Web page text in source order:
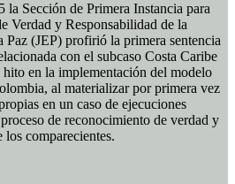
la Sección de Primera Instancia para
Verdad y Responsabilidad de la
Paz (JEP) profirió la primera sentencia
con el subcaso Costa Caribe
en la implementación del modelo
al materializar por primera vez
en un caso de ejecuciones
de reconocimiento de verdad y
los comparecientes.